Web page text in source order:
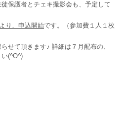
保護者とチェキ撮影会も、予定して
り、申込開始です。（参加費１人１枚
せて頂きます♪ 詳細は７月配布の、
(^O^)